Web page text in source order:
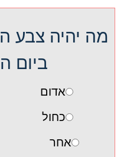
מה יהיה צבע
ביום
אדום
כחול
אחר